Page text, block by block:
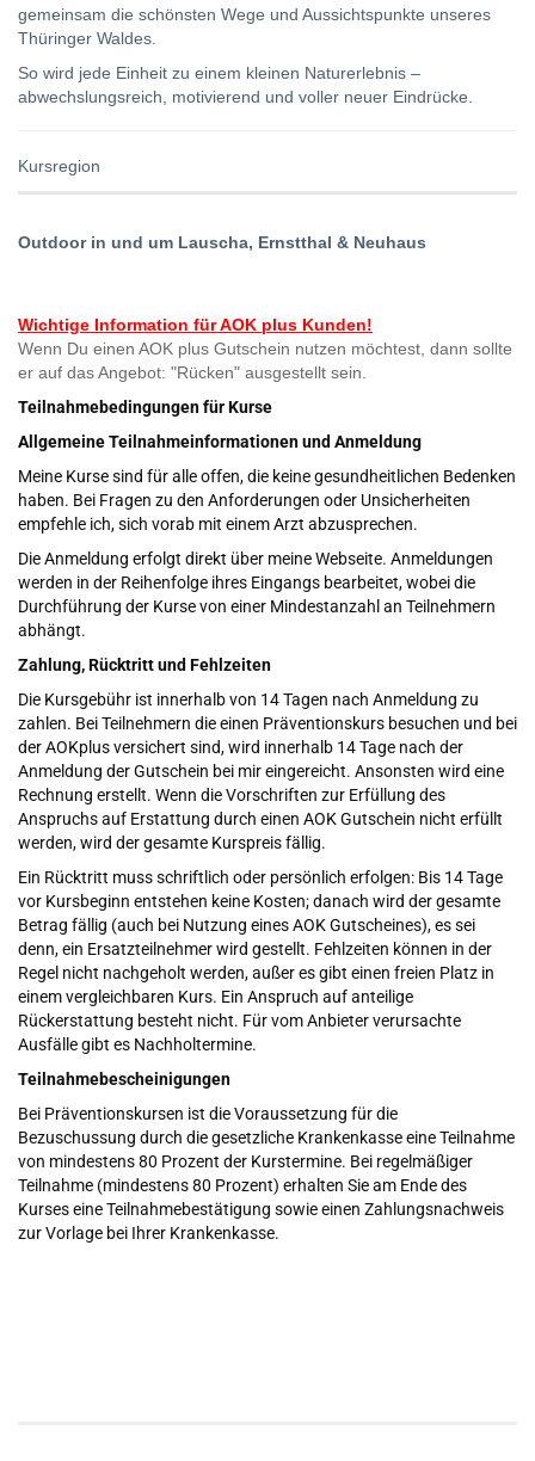
gemeinsam die schönsten Wege und Aussichtspunkte unseres
Thüringer Waldes.
So wird jede Einheit zu einem kleinen Naturerlebnis –
abwechslungsreich, motivierend und voller neuer Eindrücke.
Kursregion
Outdoor in und um Lauscha, Ernstthal & Neuhaus
Wichtige Information für AOK plus Kunden!
Wenn Du einen AOK plus Gutschein nutzen möchtest, dann sollte
er auf das Angebot: "Rücken" ausgestellt sein.
Teilnahmebedingungen für Kurse
Allgemeine Teilnahmeinformationen und Anmeldung
Meine Kurse sind für alle offen, die keine gesundheitlichen Bedenken
haben. Bei Fragen zu den Anforderungen oder Unsicherheiten
empfehle ich, sich vorab mit einem Arzt abzusprechen.
Die Anmeldung erfolgt direkt über meine Webseite. Anmeldungen
werden in der Reihenfolge ihres Eingangs bearbeitet, wobei die
Durchführung der Kurse von einer Mindestanzahl an Teilnehmern
abhängt.
Zahlung, Rücktritt und Fehlzeiten
Die Kursgebühr ist innerhalb von 14 Tagen nach Anmeldung zu
zahlen. Bei Teilnehmern die einen Präventionskurs besuchen und bei
der AOKplus versichert sind, wird innerhalb 14 Tage nach der
Anmeldung der Gutschein bei mir eingereicht. Ansonsten wird eine
Rechnung erstellt. Wenn die Vorschriften zur Erfüllung des
Anspruchs auf Erstattung durch einen AOK Gutschein nicht erfüllt
werden, wird der gesamte Kurspreis fällig.
Ein Rücktritt muss schriftlich oder persönlich erfolgen: Bis 14 Tage
vor Kursbeginn entstehen keine Kosten; danach wird der gesamte
Betrag fällig (auch bei Nutzung eines AOK Gutscheines), es sei
denn, ein Ersatzteilnehmer wird gestellt. Fehlzeiten können in der
Regel nicht nachgeholt werden, außer es gibt einen freien Platz in
einem vergleichbaren Kurs. Ein Anspruch auf anteilige
Rückerstattung besteht nicht. Für vom Anbieter verursachte
Ausfälle gibt es Nachholtermine.
Teilnahmebescheinigungen
Bei Präventionskursen ist die Voraussetzung für die
Bezuschussung durch die gesetzliche Krankenkasse eine Teilnahme
von mindestens 80 Prozent der Kurstermine. Bei regelmäßiger
Teilnahme (mindestens 80 Prozent) erhalten Sie am Ende des
Kurses eine Teilnahmebestätigung sowie einen Zahlungsnachweis
zur Vorlage bei Ihrer Krankenkasse.